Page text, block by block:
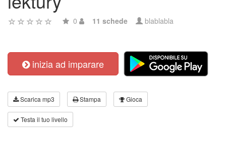
0 11 schede blablabla
inizia ad imparare
Scarica mp3 Stampa Gioca
Testa il tuo livello